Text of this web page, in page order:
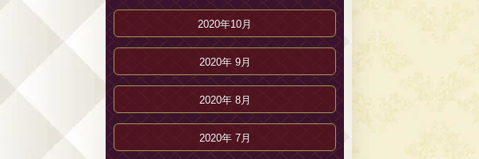
2020年10月
2020年 9月
2020年 8月
2020年 7月